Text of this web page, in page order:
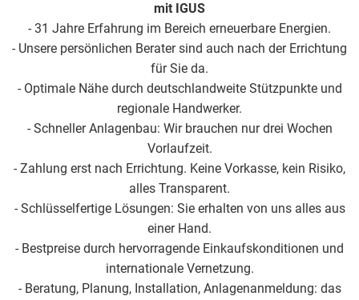
mit IGUS
- 31 Jahre Erfahrung im Bereich erneuerbare Energien.
- Unsere persönlichen Berater sind auch nach der Errichtung
für Sie da.
- Optimale Nähe durch deutschlandweite Stützpunkte und
regionale Handwerker.
- Schneller Anlagenbau: Wir brauchen nur drei Wochen
Vorlaufzeit.
- Zahlung erst nach Errichtung. Keine Vorkasse, kein Risiko,
alles Transparent.
- Schlüsselfertige Lösungen: Sie erhalten von uns alles aus
einer Hand.
- Bestpreise durch hervorragende Einkaufskonditionen und
internationale Vernetzung.
- Beratung, Planung, Installation, Anlagenanmeldung: das